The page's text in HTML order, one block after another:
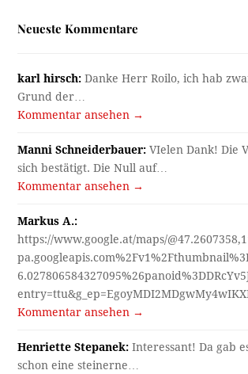
Neueste Kommentare
karl hirsch: Danke Herr Roilo, ich hab
Grund der…
Kommentar ansehen →
Manni Schneiderbauer: VIelen Dank! Die
sich bestätigt. Die Null auf…
Kommentar ansehen →
Markus A.:
https://www.google.at/maps/
Kommentar ansehen →
Henriette Stepanek: Interessant! Da gab
schon eine steinerne…